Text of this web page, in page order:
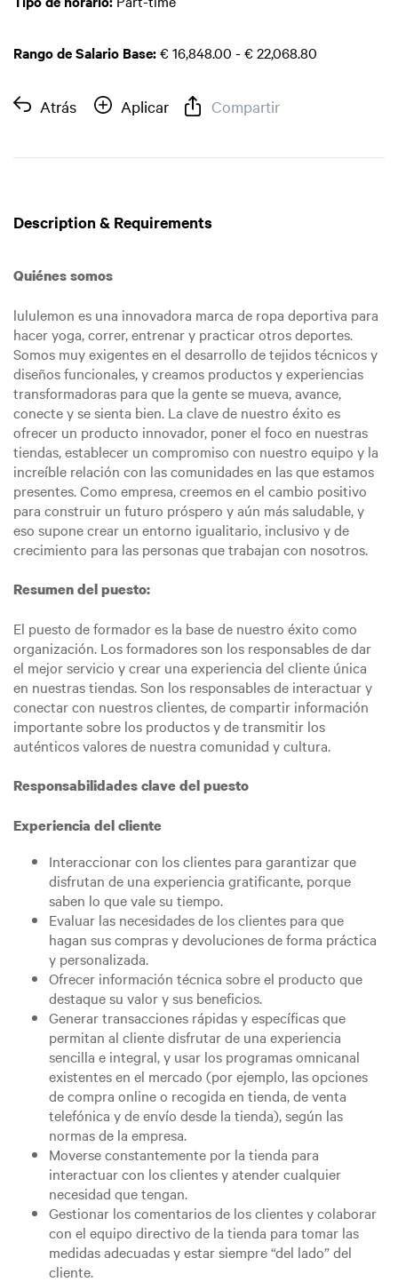
Rango de Salario Base:€ 16,848.00 - € 22,068.80
Atrás Aplicar Compartir
Description & Requirements
Quiénes somos
lululemon es una innovadora marca de ropa deportiva para
hacer yoga, correr, entrenar y practicar otros deportes.
Somos muy exigentes en el desarrollo de tejidos técnicos y
diseños funcionales, y creamos productos y experiencias
transformadoras para que la gente se mueva, avance,
conecte y se sienta bien. La clave de nuestro éxito es
ofrecer un producto innovador, poner el foco en nuestras
tiendas, establecer un compromiso con nuestro equipo y la
increíble relación con las comunidades en las que estamos
presentes. Como empresa, creemos en el cambio positivo
para construir un futuro próspero y aún más saludable, y
eso supone crear un entorno igualitario, inclusivo y de
crecimiento para las personas que trabajan con nosotros.
Resumen del puesto:
El puesto de formador es la base de nuestro éxito como
organización. Los formadores son los responsables de dar
el mejor servicio y crear una experiencia del cliente única
en nuestras tiendas. Son los responsables de interactuar y
conectar con nuestros clientes, de compartir información
importante sobre los productos y de transmitir los
auténticos valores de nuestra comunidad y cultura.
Responsabilidades clave del puesto
Experiencia del cliente
Interaccionar con los clientes para garantizar que
disfrutan de una experiencia gratificante, porque
saben lo que vale su tiempo.
Evaluar las necesidades de los clientes para que
hagan sus compras y devoluciones de forma práctica
y personalizada.
Ofrecer información técnica sobre el producto que
destaque su valor y sus beneficios.
Generar transacciones rápidas y específicas que
permitan al cliente disfrutar de una experiencia
sencilla e integral, y usar los programas omnicanal
existentes en el mercado (por ejemplo, las opciones
de compra online o recogida en tienda, de venta
telefónica y de envío desde la tienda), según las
normas de la empresa.
Moverse constantemente por la tienda para
interactuar con los clientes y atender cualquier
necesidad que tengan.
Gestionar los comentarios de los clientes y colaborar
con el equipo directivo de la tienda para tomar las
medidas adecuadas y estar siempre “del lado” del
cliente.